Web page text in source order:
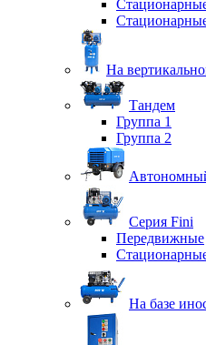
На
Тандем
Группа 1
Группа 2
Серия Fini
Передвижные
На базе